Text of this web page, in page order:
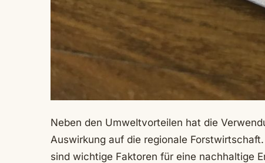
Neben den Umweltvorteilen hat die
Auswirkung auf die regionale
sind wichtige Faktoren für eine nachhaltige